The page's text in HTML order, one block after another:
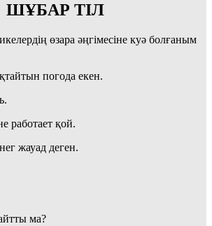
ШҰБАР ТІЛ
өзара әңгімесіне куә болғаным
погода екен.
работает қой.
жауад деген.
ма?